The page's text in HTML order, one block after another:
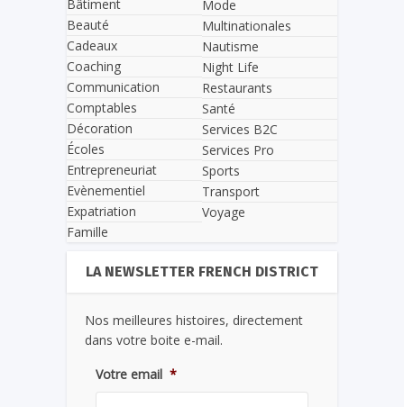
Bâtiment
Beauté
Cadeaux
Coaching
Communication
Comptables
Décoration
Écoles
Entrepreneuriat
Evènementiel
Expatriation
Famille
Mode
Multinationales
Nautisme
Night Life
Restaurants
Santé
Services B2C
Services Pro
Sports
Transport
Voyage
LA NEWSLETTER FRENCH DISTRICT
Nos meilleures histoires, directement
dans votre boite e-mail.
Votre email *